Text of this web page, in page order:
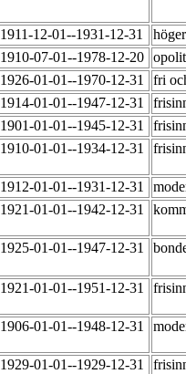
1911-12-01--1931-12-31
1910-07-01--1978-12-20
1926-01-01--1970-12-31
fri
1914-01-01--1947-12-31
1901-01-01--1945-12-31
1910-01-01--1934-12-31
1912-01-01--1931-12-31
1921-01-01--1942-12-31
1925-01-01--1947-12-31
1921-01-01--1951-12-31
1906-01-01--1948-12-31
1929-01-01--1929-12-31